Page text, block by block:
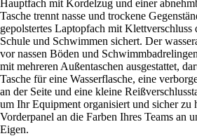
Hauptfach mit Kordelzug und einer
Tasche trennt nasse und trockene
gepolstertes Laptopfach mit
Schule und Schwimmen sichert. Der
vor nassen Böden und
mit mehreren Außentaschen ausgestattet,
Tasche für eine Wasserflasche, eine
an der Seite und eine kleine
um Ihr Equipment organisiert und sicher zu
Vorderpanel an die Farben Ihres Teams an
Eigen.